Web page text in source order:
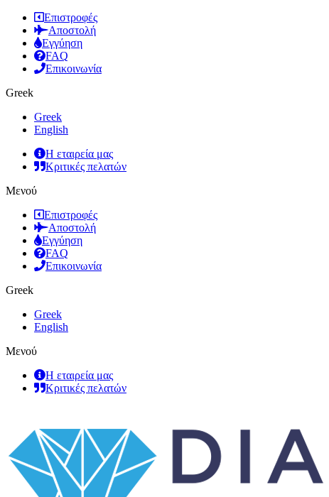
Επιστροφές
Αποστολή
Εγγύηση
FAQ
Επικοινωνία
Greek
Greek
English
Η εταιρεία μας
Κριτικές πελατών
Μενού
Επιστροφές
Αποστολή
Εγγύηση
FAQ
Επικοινωνία
Greek
Greek
English
Μενού
Η εταιρεία μας
Κριτικές πελατών